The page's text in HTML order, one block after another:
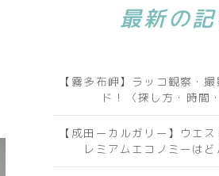
最新の
【霧多布岬】ラッコ観察・
ド！〈探し方・時間
【成田ーカルガリー】ウエ
レミアムエコノミーはど